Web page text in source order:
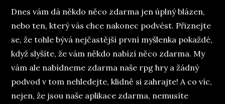
Dnes vám dá někdo něco zdarma jen úplný blázen,
nebo ten, který vás chce nakonec podvést. Přiznejte
se, že tohle bývá nejčastější první myšlenka pokaždé,
když slyšíte, že vám někdo nabízí něco zdarma. My
vám ale nabídneme zdarma naše rpg hrya žádný
podvod v tom nehledejte, klidně si zahrajte! A co víc,
nejen, že jsou naše aplikace zdarma, nemusíte